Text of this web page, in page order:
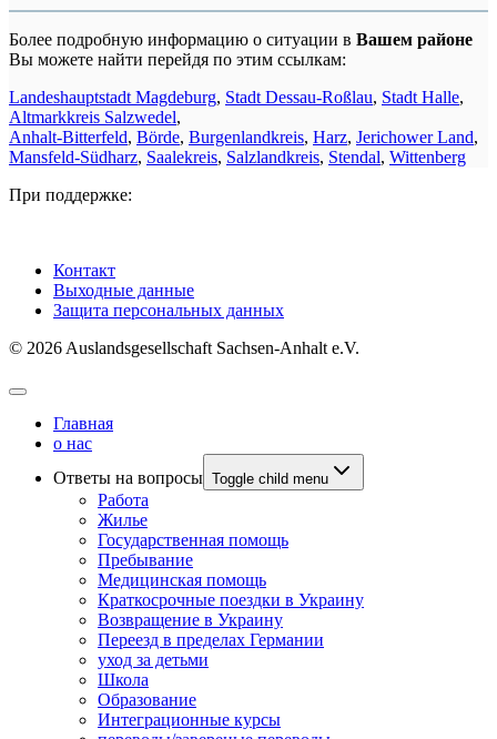
Более подробную информацию о ситуации в Bашем районе
Вы можете найти перейдя по этим ссылкам:
Landeshauptstadt Magdeburg, Stadt Dessau-Roßlau, Stadt Halle,
Altmarkkreis Salzwedel,
Anhalt-Bitterfeld, Börde, Burgenlandkreis, Harz, Jerichower Land,
Mansfeld-Südharz, Saalekreis, Salzlandkreis, Stendal, Wittenberg
При поддержке:
Контакт
Выходные данные
Защита персональных данных
© 2026 Auslandsgesellschaft Sachsen-Anhalt e.V.
Главная
о нас
Ответы на вопросы Toggle child menu
Работа
Жилье
Государственная помощь
Пребывание
Медицинская помощь
Краткосрочные поездки в Украину
Возвращение в Украину
Переезд в пределах Германии
уход за детьми
Школа
Образование
Интеграционные курсы